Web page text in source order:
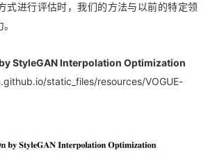
式进行评估时，我们的方法与以前的特定领
StyleGAN Interpolation Optimization
static_files/resources/VOGUE-